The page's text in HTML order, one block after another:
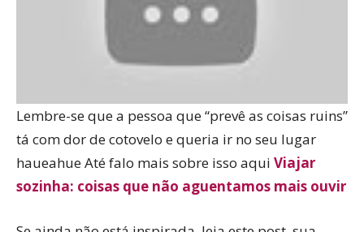
Lembre-se que a pessoa que “prevê as coisas ruins”
tá com dor de cotovelo e queria ir no seu lugar
haueahue Até falo mais sobre isso aqui Viajar
sozinha: coisas que não aguentamos mais ouvir